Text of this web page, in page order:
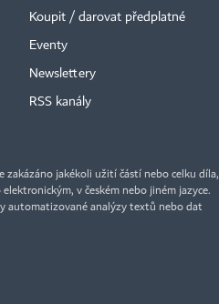
Koupit / darovat předplatné
Eventy
Newslettery
RSS kanály
zakázáno jakékoli užití částí nebo celku díla,
v českém nebo jiném jazyce.
automatizované analýzy textů nebo dat